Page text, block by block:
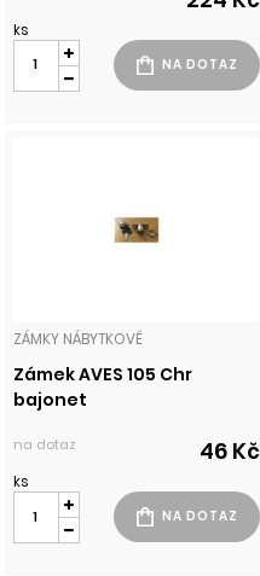
ks
ZÁMKY NÁBYTKOVÉ
Zámek AVES 105 Chr
bajonet
na dotaz 46 Kč
ks